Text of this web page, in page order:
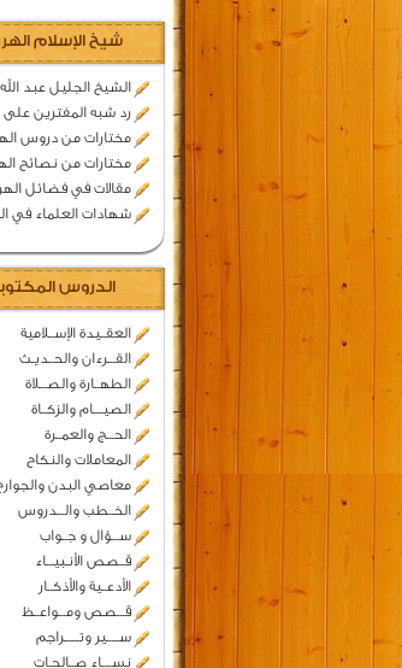
شيخ الإسلام
الشيخ الجليل عبد
رد شبه المفترين على
مختارات من دروس
مختارات من نصائح
مقالات في فضائل
شهادات العلماء في
الدروس
العقــيدة الإســلامية
القـــرءان والحــديـث
الطهــارة والصـــلاة
الصيــــام والزكــاة
الحـــج والعمــرة
المعاملات والنكاح
معاصي البدن
الخــطب والـــدروس
ســـؤال و جــواب
قــصص الأنـبيـــاء
الأدعــية والأذكــار
قـــصص ومـــواعــظ
ســـــير وتــــــراجم
نســــاء صــالحـات